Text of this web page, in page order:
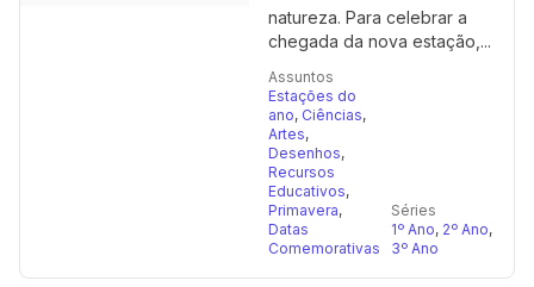
natureza. Para celebrar a
chegada da nova estação,...
Assuntos
Estações do
ano, Ciências,
Artes,
Desenhos,
Recursos
Educativos,
Primavera,
Datas
Comemorativas
Séries
1º Ano, 2º Ano,
3º Ano